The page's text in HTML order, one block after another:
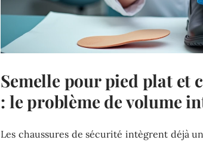
Semelle pour pied plat et
: le problème de volume
Les chaussures de sécurité intègrent déjà